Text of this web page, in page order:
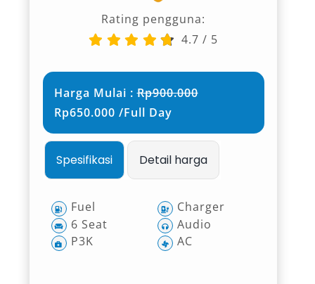
Rating pengguna:
4.7 / 5
Harga Mulai :Rp900.000
Rp650.000 /Full Day
Spesifikasi Detail harga
Fuel
6 Seat
P3K
Charger
Audio
AC